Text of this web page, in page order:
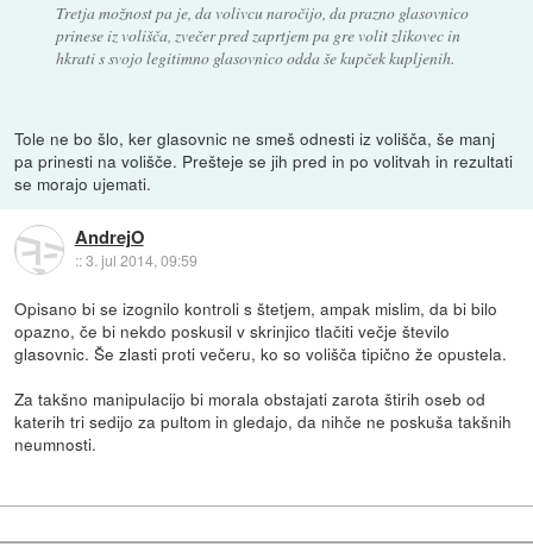
Tretja možnost pa je, da volivcu naročijo, da prazno glasovnico
prinese iz volišča, zvečer pred zaprtjem pa gre volit zlikovec in
hkrati s svojo legitimno glasovnico odda še kupček kupljenih.
Tole ne bo šlo, ker glasovnic ne smeš odnesti iz volišča, še manj
pa prinesti na volišče. Prešteje se jih pred in po volitvah in rezultati
se morajo ujemati.
AndrejO
::3. jul 2014, 09:59
Opisano bi se izognilo kontroli s štetjem, ampak mislim, da bi bilo
opazno, če bi nekdo poskusil v skrinjico tlačiti večje število
glasovnic. Še zlasti proti večeru, ko so volišča tipično že opustela.
Za takšno manipulacijo bi morala obstajati zarota štirih oseb od
katerih tri sedijo za pultom in gledajo, da nihče ne poskuša takšnih
neumnosti.